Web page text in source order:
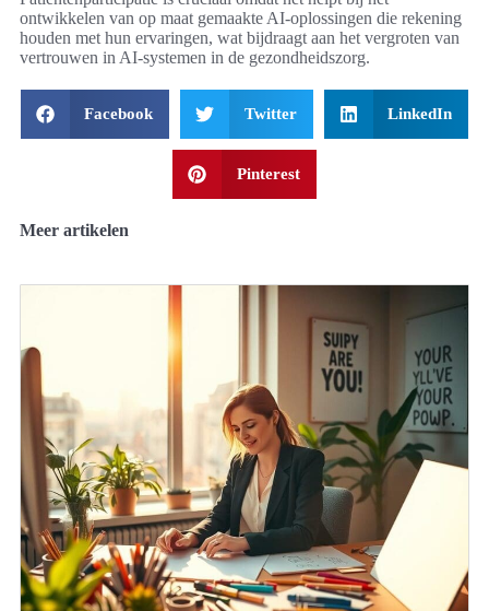
ontwikkelen van op maat gemaakte AI-oplossingen die rekening
houden met hun ervaringen, wat bijdraagt aan het vergroten van
vertrouwen in AI-systemen in de gezondheidszorg.
Facebook Twitter LinkedIn
Pinterest
Meer artikelen